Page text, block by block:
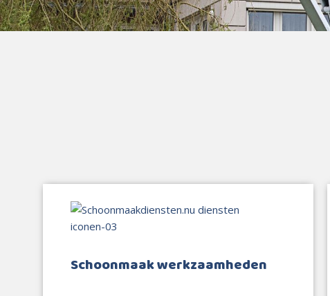
Schoonmaak werkzaamheden